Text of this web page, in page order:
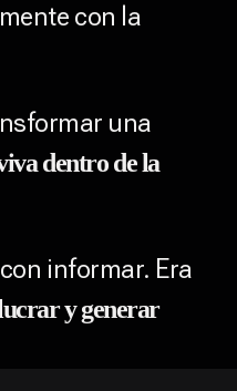
con la
una
dentro de la
informar. Era
y generar